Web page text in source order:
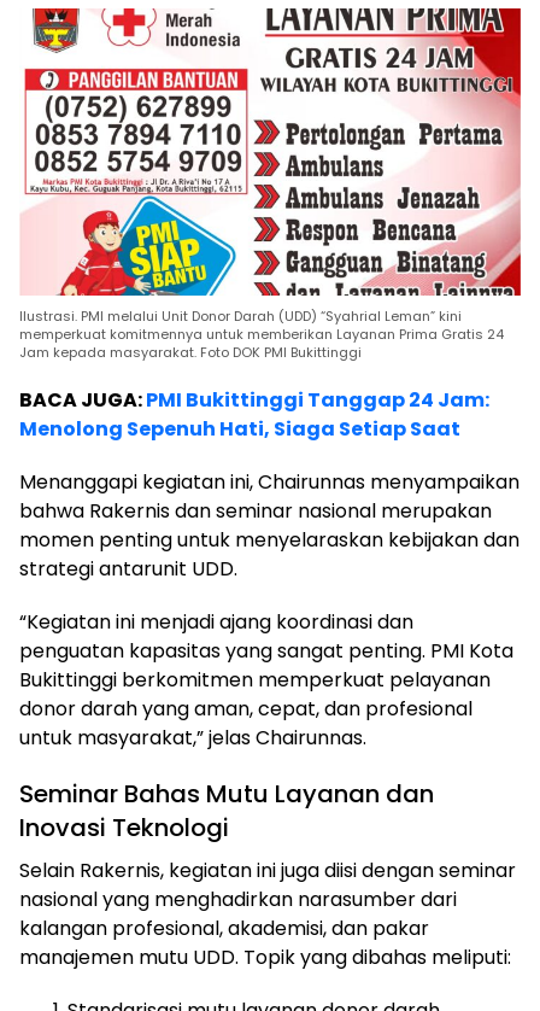
Ilustrasi. PMI melalui Unit Donor Darah (UDD) “Syahrial Leman” kini
memperkuat komitmennya untuk memberikan Layanan Prima Gratis 24
Jam kepada masyarakat. Foto DOK PMI Bukittinggi
BACA JUGA:PMI Bukittinggi Tanggap 24 Jam:
Menolong Sepenuh Hati, Siaga Setiap Saat
Menanggapi kegiatan ini, Chairunnas menyampaikan
bahwa Rakernis dan seminar nasional merupakan
momen penting untuk menyelaraskan kebijakan dan
strategi antarunit UDD.
“Kegiatan ini menjadi ajang koordinasi dan
penguatan kapasitas yang sangat penting. PMI Kota
Bukittinggi berkomitmen memperkuat pelayanan
donor darah yang aman, cepat, dan profesional
untuk masyarakat,” jelas Chairunnas.
Seminar Bahas Mutu Layanan dan
Inovasi Teknologi
Selain Rakernis, kegiatan ini juga diisi dengan seminar
nasional yang menghadirkan narasumber dari
kalangan profesional, akademisi, dan pakar
manajemen mutu UDD. Topik yang dibahas meliputi: